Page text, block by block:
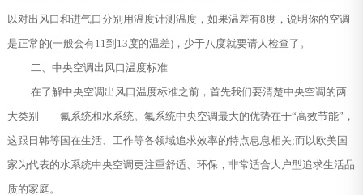
以对出风口和进气口分别用温度计测温度，如果温差有8度，说明你的空调
是正常的(一般会有11到13度的温差)，少于八度就要请人检查了。
二、中央空调出风口温度标准
在了解中央空调出风口温度标准之前，首先我们要清楚中央空调的两
大类别——氟系统和水系统。氟系统中央空调最大的优势在于“高效节能”，
这跟日韩等国在生活、工作等各领域追求效率的特点息息相关;而以欧美国
家为代表的水系统中央空调更注重舒适、环保，非常适合大户型追求生活品
质的家庭。